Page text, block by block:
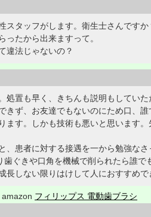
タッフがします。衛生士さんです
たから出来ますって。
違法じゃないの？
置も早く、きちんも説明もしていた
ず、お友達でもないのにため口、
す。しかも技術も悪いと思います
患者に対する接遇を一から勉強な
ぐきや口角を機械で削られたら誰で
しない限りはけして人におすすめで
amazon フィリップス 電動歯ブラシ